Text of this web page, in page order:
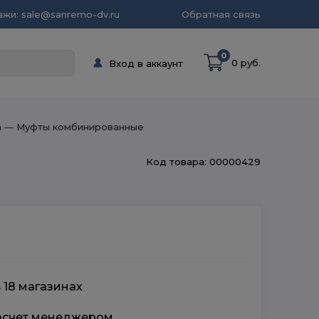
sale@sanremo-dv.ru Обратная связь
Вход в аккаунт
0
0 руб.
― Муфты комбинированные
Код товара: 00000429
магазинах